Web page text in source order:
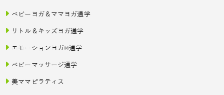
ベビーヨガ＆ママヨガ通学
リトル＆キッズヨガ通学
エモーションヨガ®通学
ベビーマッサージ通学
美ママピラティス